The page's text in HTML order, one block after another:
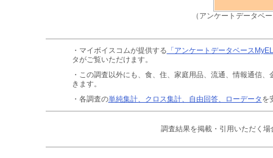
（アンケートデータベ
・マイボイスコムが提供する 「アンケートデータベース
タがご覧いただけます。
・この調査以外にも、食、住、家庭用品、流通、情報通信、
きます。
・各調査の単純集計、クロス集計、自由回答、ローデータ を
調査結果を掲載・引用いただく場